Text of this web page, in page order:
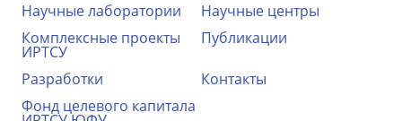
Научные лаборатории
Научные центры
Комплексные проекты
ИРТСУ
Публикации
Разработки
Контакты
Фонд целевого капитала